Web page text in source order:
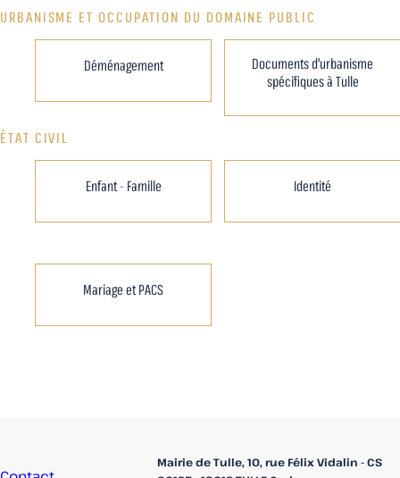
URBANISME ET OCCUPATION DU DOMAINE PUBLIC
Déménagement
Documents d'urbanisme
spécifiques à Tulle
ÉTAT CIVIL
Enfant - Famille Identité
Mariage et PACS
Mairie de Tulle, 10, rue Félix Vidalin - CS